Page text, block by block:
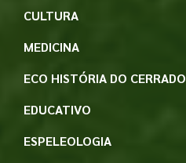
CULTURA
MEDICINA
ECO HISTÓRIA DO CERRADO
EDUCATIVO
ESPELEOLOGIA